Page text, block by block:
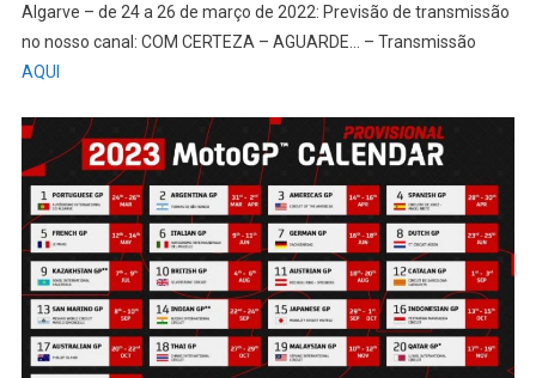
Algarve – de 24 a 26 de março de 2022: Previsão de transmissão
no nosso canal: COM CERTEZA – AGUARDE… – Transmissão
AQUI